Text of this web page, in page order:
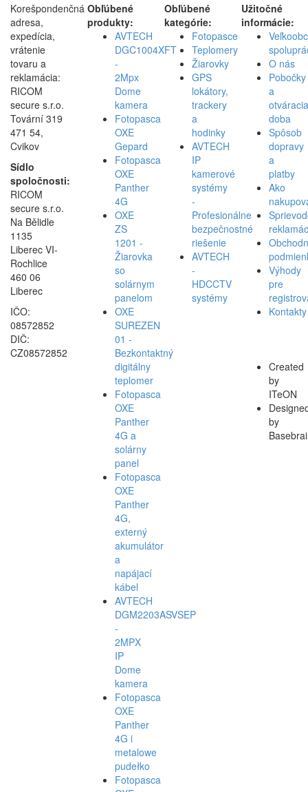
Korešpondenčná
adresa,
expedícia,
vrátenie
tovaru a
reklamácia:
RICOM
secure s.r.o.
Tovární 319
471 54,
Cvikov
Sídlo
spoločnosti:
RICOM
secure s.r.o.
Na Bělidle
1135
Liberec VI-
Rochlice
460 06
Liberec
IČO:
08572852
DIČ:
CZ08572852
Obľúbené
produkty:
AVTECH
DGC1004XFT
-
2Mpx
Dome
kamera
Fotopasca
OXE
Gepard
Fotopasca
OXE
Panther
4G
OXE
ZS
1201 -
Žiarovka
so
solárnym
panelom
OXE
SUREZEN
01 -
Bezkontaktný
digitálny
teplomer
Fotopasca
OXE
Panther
4G a
solárny
panel
Fotopasca
OXE
Panther
4G,
externý
akumulátor
a
napájací
kábel
AVTECH
DGM2203ASVSEP
-
2MPX
IP
Dome
kamera
Fotopasca
OXE
Panther
4G i
metalowe
pudełko
Fotopasca
Obľúbené
kategórie:
Fotopasce
Teplomery
Žiarovky
GPS
lokátory,
trackery
a
hodinky
AVTECH
IP
kamerové
systémy
-
Profesionálne
bezpečnostné
riešenie
AVTECH
-
HDCCTV
systémy
Užitočné
informácie:
O nás
Pobočky
a
otváracia
doba
Spôsob
dopravy
a
platby
Ako
Výhody
pre
Kontakty
Created
by
ITeON
by